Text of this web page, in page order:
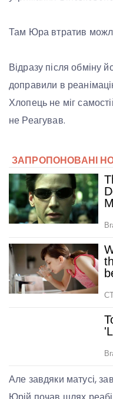
Там Юра втратив
Відразу після обміну
доправили в
Хлопець не міг
не Реагував.
Але завдяки матусі,